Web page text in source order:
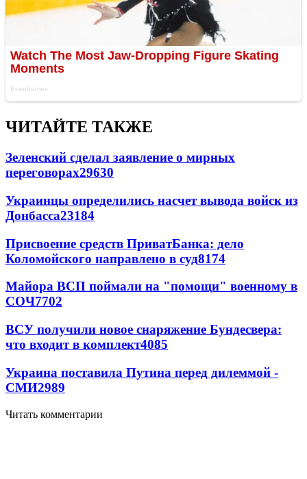
ЧИТАЙТЕ ТАКЖЕ
Зеленский сделал заявление о мирных
переговорах29630
Украинцы определились насчет вывода войск из
Донбасса23184
Присвоение средств ПриватБанка: дело
Коломойского направлено в суд8174
Майора ВСП поймали на "помощи" военному в
СОЧ7702
ВСУ получили новое снаряжение Бундесвера:
что входит в комплект4085
Украина поставила Путина перед дилеммой -
СМИ2989
Читать комментарии